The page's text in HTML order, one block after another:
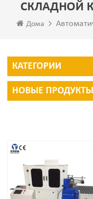
СКЛАДНОЙ
Дома
КАТЕГОРИИ
НОВЫЕ ПРОДУКТЫ